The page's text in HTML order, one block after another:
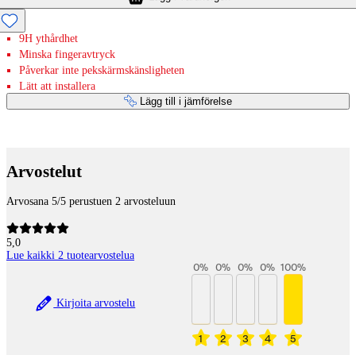
9H ythårdhet
Minska fingeravtryck
Påverkar inte pekskärmskänsligheten
Lätt att installera
Lägg till i jämförelse
Arvostelut
Arvosana 5/5 perustuen 2 arvosteluun
5,0
Lue kaikki 2 tuotearvostelua
Kirjoita arvostelu
1
0%
2
0%
3
0%
4
0%
5
100%